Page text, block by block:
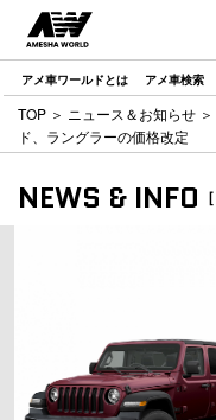
アメ車ワールドとは アメ車検索
TOP ＞ ニュース＆お知らせ ＞
ド、ラングラーの価格改定
NEWS & INFO